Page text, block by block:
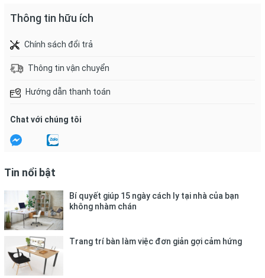
Thông tin hữu ích
Chính sách đổi trả
Thông tin vận chuyển
Hướng dẫn thanh toán
Chat với chúng tôi
Tin nổi bật
Bí quyết giúp 15 ngày cách ly tại nhà của bạn
không nhàm chán
Trang trí bàn làm việc đơn giản gợi cảm hứng